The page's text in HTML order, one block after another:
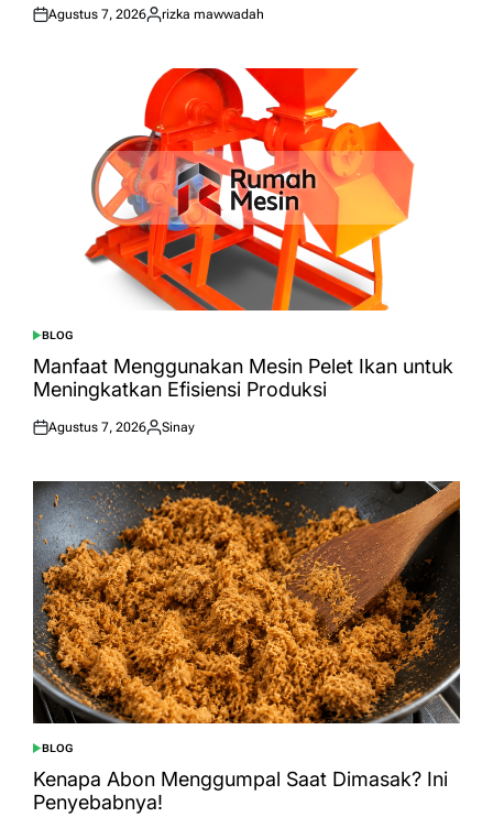
Posted
Agustus 7, 2026
Posted
rizka mawwadah
POSTED
IN
BLOG
Manfaat Menggunakan Mesin Pelet Ikan untuk
Meningkatkan Efisiensi Produksi
Posted
Agustus 7, 2026
Posted
Sinay
POSTED
IN
BLOG
Kenapa Abon Menggumpal Saat Dimasak? Ini
Penyebabnya!